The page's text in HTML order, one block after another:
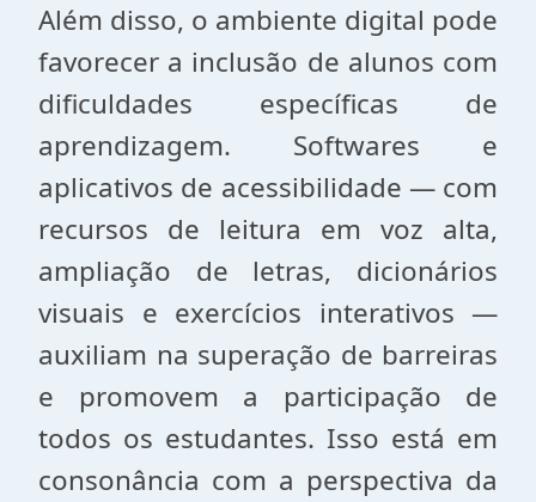
Além disso, o ambiente digital pode
favorecer a inclusão de alunos com
dificuldades específicas de
aprendizagem. Softwares e
aplicativos de acessibilidade — com
recursos de leitura em voz alta,
ampliação de letras, dicionários
visuais e exercícios interativos —
auxiliam na superação de barreiras
e promovem a participação de
todos os estudantes. Isso está em
consonância com a perspectiva da